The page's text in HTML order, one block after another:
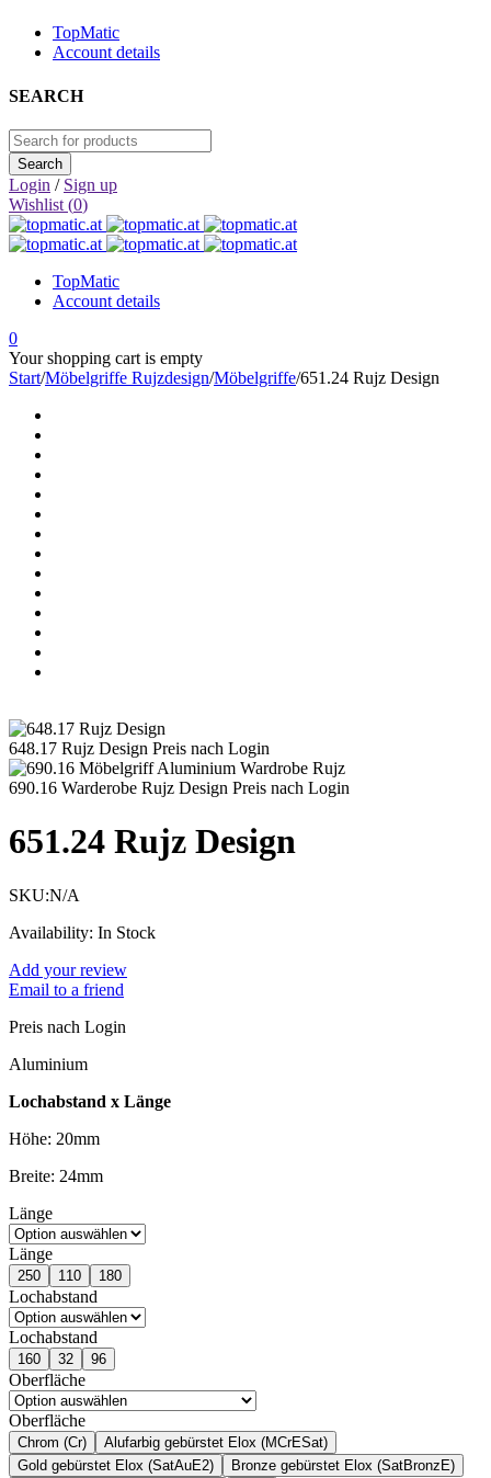
TopMatic
Account details
SEARCH
Login / Sign up
Wishlist (0)
TopMatic
Account details
0
Your shopping cart is empty
Start/Möbelgriffe Rujzdesign/Möbelgriffe/651.24 Rujz Design
648.17 Rujz Design Preis nach Login
690.16 Warderobe Rujz Design Preis nach Login
651.24 Rujz Design
SKU:N/A
Availability: In Stock
Add your review
Email to a friend
Preis nach Login
Aluminium
Lochabstand x Länge
Höhe: 20mm
Breite: 24mm
Länge
Länge
250 110 180
Lochabstand
Lochabstand
160 32 96
Oberfläche
Oberfläche
Chrom (Cr)
Alufarbig gebürstet Elox (MCrESat)
Gold gebürstet Elox (SatAuE2)
Bronze gebürstet Elox (SatBronzE)